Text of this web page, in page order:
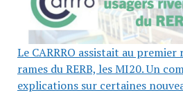
Le CARRRO assistait au
rames du RERB, les MI20. Un
explications sur certaines